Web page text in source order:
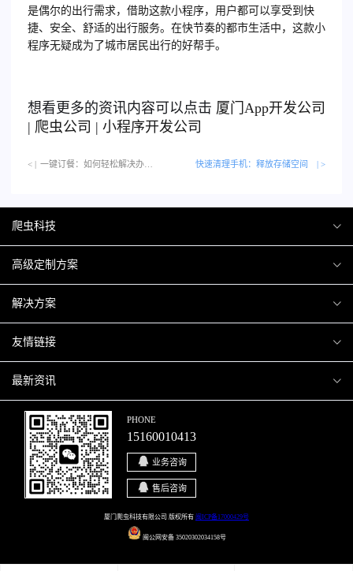
是偶尔的出行需求，借助这款小程序，用户都可以享受到快
捷、安全、舒适的出行服务。在快节奏的都市生活中，这款小
程序无疑成为了城市居民出行的好帮手。
想看更多的资讯内容可以点击 厦门 App开发公司
| 爬虫公司 | 小程序开发公司
< | 快速清理手机：释放存储空间 | >
爬虫科技
爬虫案例
关于爬虫
高级定制方案
H5互动营销
微信小程序
移动APP
解决方案
商城解决方案
商城会员积分商城解决方案
网站解决方案
智慧校园解决方案
智慧停车解决方案
友情链接
厦门小程序开发
厦门APP开发
厦门微商城开发
博客园
最新资讯
行业资讯
爬虫动态
PHONE
15160010413
业务咨询
售后咨询
厦门爬虫科技有限公司 版权所有 闽ICP备17000429号
闽公网安备 35020302034158号